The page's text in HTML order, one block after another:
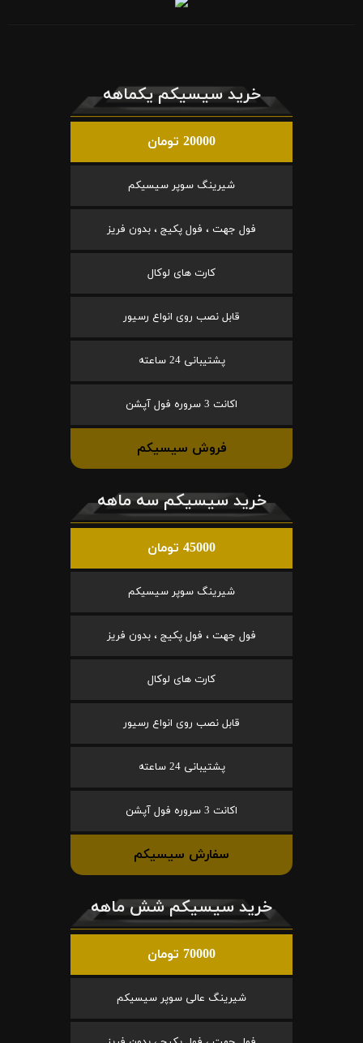
خرید سیسیکم یکماهه
20000 تومان
شیرینگ سوپر سیسیکم
فول جهت ، فول پکیج ، بدون فریز
کارت های لوکال
قابل نصب روی انواع رسیور
پشتیبانی 24 ساعته
اکانت 3 سروره فول آپشن
فروش سیسیکم
خرید سیسیکم سه ماهه
45000 تومان
شیرینگ سوپر سیسیکم
فول جهت ، فول پکیج ، بدون فریز
کارت های لوکال
قابل نصب روی انواع رسیور
پشتیبانی 24 ساعته
اکانت 3 سروره فول آپشن
سفارش سیسیکم
خرید سیسیکم شش ماهه
70000 تومان
شیرینگ عالی سوپر سیسیکم